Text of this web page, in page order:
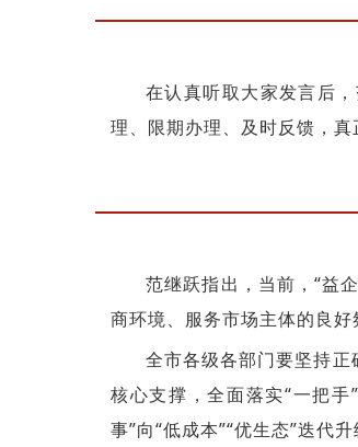
在认真听取大家发言后
理、限期办理、及时反馈，真
范继跃指出，当前，“益
商环境、服务市场主体的良好
全市各级各部门要坚持正
核心支撑，全面落实“一把
事”向“低成本”“优生态”迭代升